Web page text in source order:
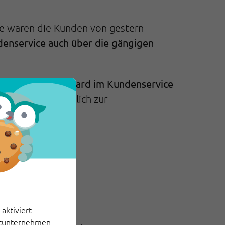
aktiviert
waren die Kunden von gestern
auch über die gängigen
der heutige Standard im Kundenservice
selbstverständlich zur